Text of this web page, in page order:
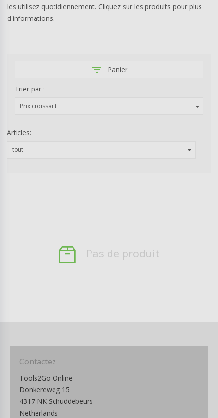
les utilisez quotidiennement. Cliquez sur les produits pour plus
d'informations.
filter_list Panier
Trier par :
Prix croissant
Articles:
tout
Pas de produit
Contactez
Tools2Go Online
Donkereweg 15
4317 NK Schuddebeurs
Netherlands